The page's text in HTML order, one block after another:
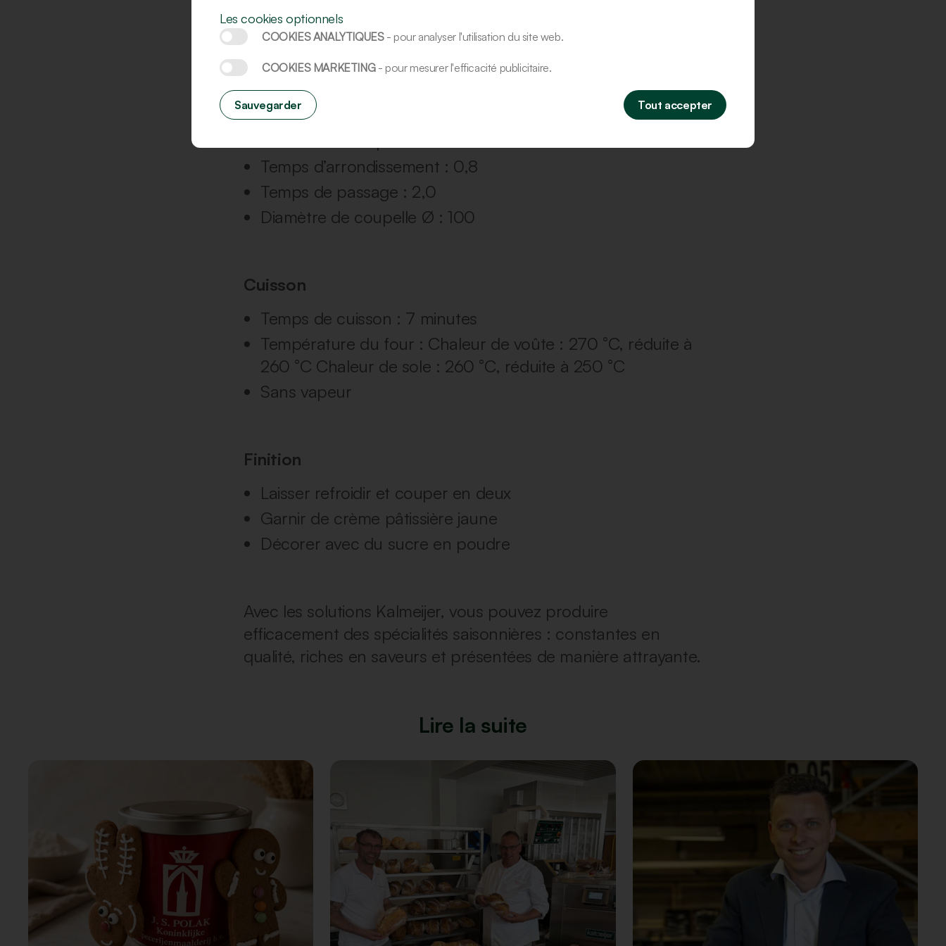
Réglages de la machine
Écartement des rouleaux : 4
Réglage du poids : 55
Temps d’arrondissement : 0,8
Temps de passage : 2,0
Diamètre de coupelle Ø : 100
Cuisson
Temps de cuisson : 7 minutes
Température du four : Chaleur de voûte : 270 °C, réduite à
260 °C Chaleur de sole : 260 °C, réduite à 250 °C
Sans vapeur
Finition
Laisser refroidir et couper en deux
Garnir de crème pâtissière jaune
Décorer avec du sucre en poudre
Avec les solutions Kalmeijer, vous pouvez produire
efficacement des spécialités saisonnières : constantes en
qualité, riches en saveurs et présentées de manière attrayante.
Lire la suite
Les cookies optionnels
COOKIES ANALYTIQUES - pour analyser l'utilisation du site web.
COOKIES MARKETING - pour mesurer l'efficacité publicitaire.
Sauvegarder Tout accepter